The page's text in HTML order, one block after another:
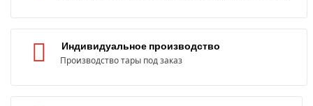
Индивидуальное производство
Производство тары под заказ